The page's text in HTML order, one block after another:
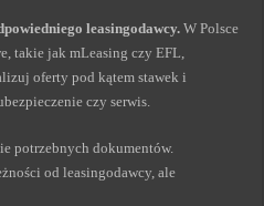
leasingodawcy. W Polsce
takie jak mLeasing czy EFL,
oferty pod kątem stawek i
czy serwis.
potrzebnych dokumentów.
od leasingodawcy, ale